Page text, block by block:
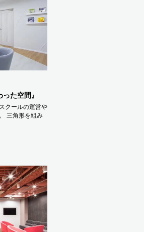
た空間』
クールの運営や
三角形を組み